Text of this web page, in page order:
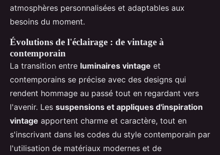
atmosphères personnalisées et adaptables aux
besoins du moment.
Évolutions de l'éclairage : de vintage à
contemporain
La transition entre luminaires vintage et
contemporains se précise avec des designs qui
rendent hommage au passé tout en regardant vers
l'avenir. Les suspensions et appliques d'inspiration
vintage apportent charme et caractère, tout en
s'inscrivant dans les codes du style contemporain par
l'utilisation de matériaux modernes et de